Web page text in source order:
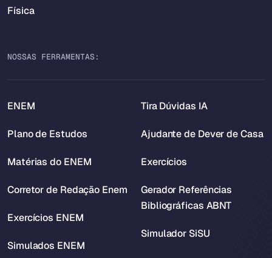
Física
NOSSAS FERRAMENTAS:
ENEM
Plano de Estudos
Matérias do ENEM
Corretor de Redação Enem
Exercícios ENEM
Simulados ENEM
Tira Dúvidas IA
Ajudante de Dever de Casa
Exercícios
Gerador Referências
Bibliográficas ABNT
Simulador SiSU